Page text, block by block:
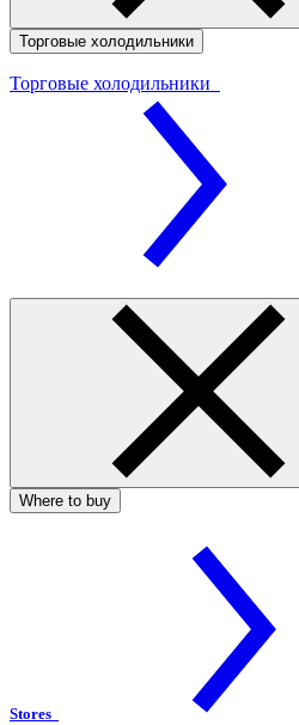
Торговые холодильники
Торговые холодильники
Where to buy
Stores